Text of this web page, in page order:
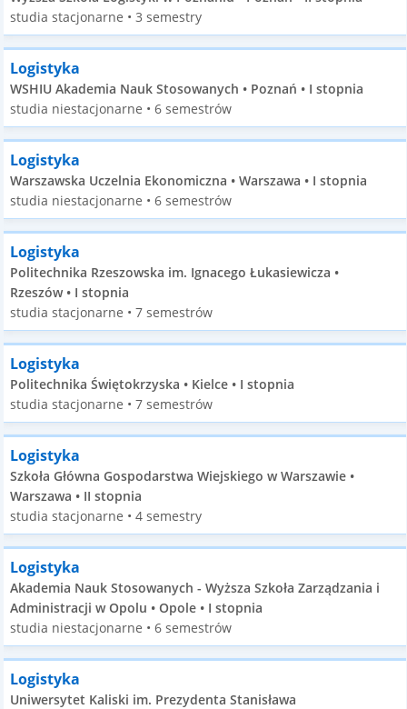
studia stacjonarne • 3 semestry
Logistyka
WSHIU Akademia Nauk Stosowanych • Poznań • I stopnia
studia niestacjonarne • 6 semestrów
Logistyka
Warszawska Uczelnia Ekonomiczna • Warszawa • I stopnia
studia niestacjonarne • 6 semestrów
Logistyka
Politechnika Rzeszowska im. Ignacego Łukasiewicza •
Rzeszów • I stopnia
studia stacjonarne • 7 semestrów
Logistyka
Politechnika Świętokrzyska • Kielce • I stopnia
studia stacjonarne • 7 semestrów
Logistyka
Szkoła Główna Gospodarstwa Wiejskiego w Warszawie •
Warszawa • II stopnia
studia stacjonarne • 4 semestry
Logistyka
Akademia Nauk Stosowanych - Wyższa Szkoła Zarządzania i
Administracji w Opolu • Opole • I stopnia
studia niestacjonarne • 6 semestrów
Logistyka
Uniwersytet Kaliski im. Prezydenta Stanisława